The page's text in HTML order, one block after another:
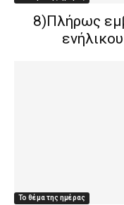
8)Πλήρως
Το θέμα της ημέρας